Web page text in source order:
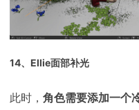
14、Ellie面部补光
此时， 角色需要添加一个